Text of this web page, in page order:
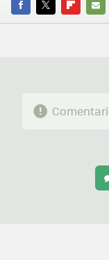
FACEBOOK
TWITTER
E-